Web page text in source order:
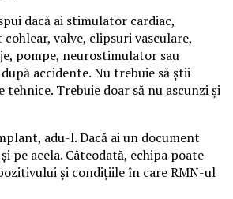
dacă ai stimulator cardiac,
valve, clipsuri vasculare,
pompe, neurostimulator sau
accidente. Nu trebuie să știi
Trebuie doar să nu ascunzi și
adu-l. Dacă ai un document
pe acela. Câteodată, echipa poate
și condițiile în care RMN-ul